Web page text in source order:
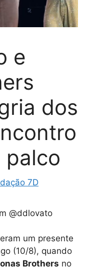
e
dos
palco
7D
@ddlovato
um presente
(10/8), quando
Brothers no